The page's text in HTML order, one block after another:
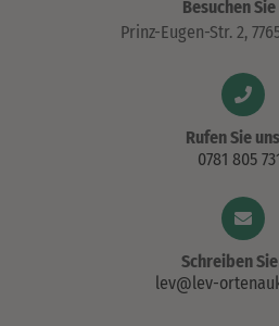
Besuchen
Prinz-Eugen-Str. 2,
Rufen Sie
0781 805
Schreiben
lev@lev-